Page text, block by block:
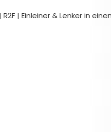
| Einleiner & Lenker in